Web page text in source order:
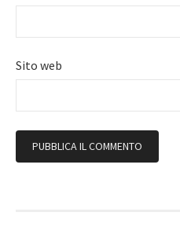
Sito web